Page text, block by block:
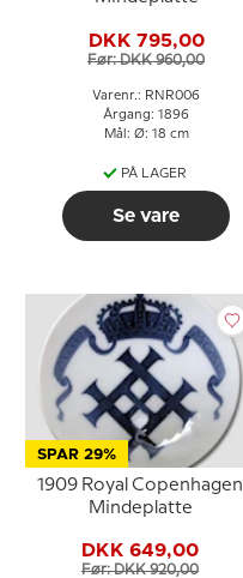
DKK 795,00
Før: DKK 960,00
Varenr.: RNR006
Årgang: 1896
Mål: Ø: 18 cm
PÅ LAGER
Se vare
SPAR 29%
1909 Royal Copenhagen
Mindeplatte
DKK 649,00
Før: DKK 920,00